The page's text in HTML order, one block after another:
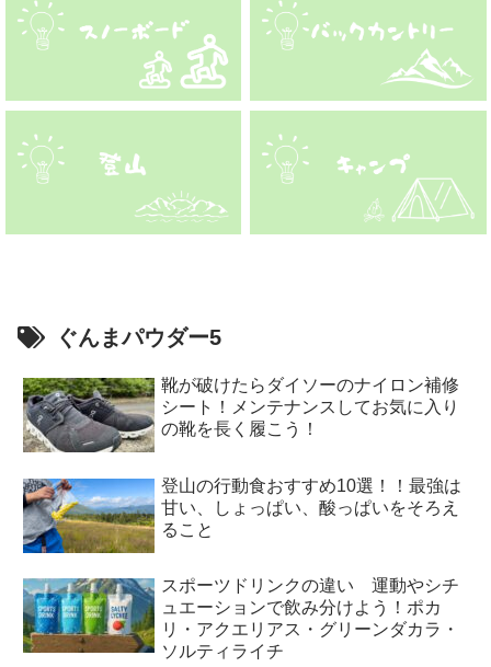
ぐんまパウダー5
靴が破けたらダイソーのナイロン補修
シート！メンテナンスしてお気に入り
の靴を長く履こう！
登山の行動食おすすめ10選！！最強は
甘い、しょっぱい、酸っぱいをそろえ
ること
スポーツドリンクの違い 運動やシチ
ュエーションで飲み分けよう！ポカ
リ・アクエリアス・グリーンダカラ・
ソルティライチ